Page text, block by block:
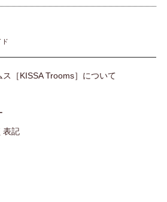
ド
［KISSA Trooms］について
表記